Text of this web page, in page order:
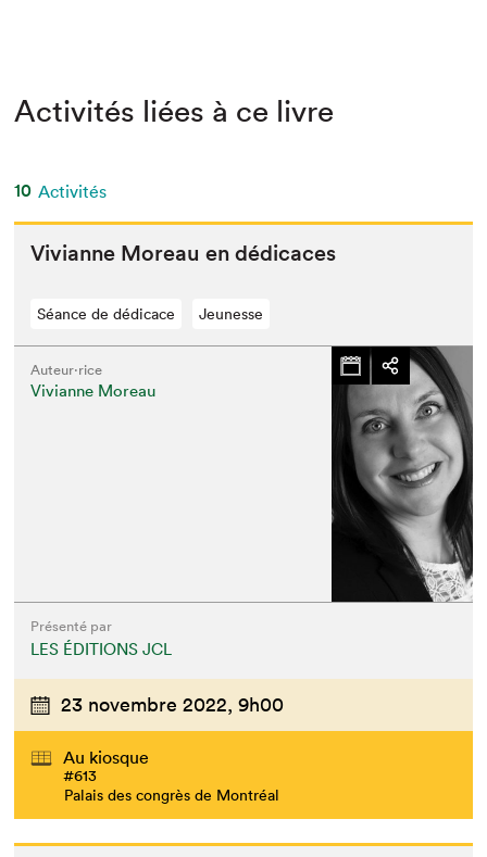
Activités liées à ce livre
10 Activités
Vivianne More­au en dédicaces
Séance de dédicace Jeunesse
Auteur·rice
Vivianne Moreau
Présenté par
LES ÉDITIONS JCL
23 novembre 2022, 9h00
Au kiosque
#613
Palais des congrès de Montréal